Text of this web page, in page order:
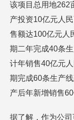
该项目总用地262
产投资10亿元人
售额达100亿元人
期二年完成40条
计年销售40亿元
期完成60条生产
产后年新增销售
据了解，作为公